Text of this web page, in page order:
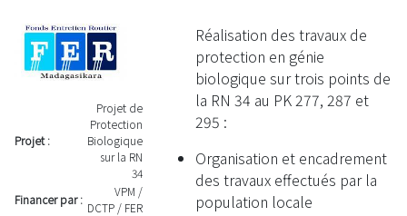
Projet :
Projet de
Protection
Biologique
sur la RN
34
Financer par :
VPM /
DCTP / FER
Réalisation des travaux de
protection en génie
biologique sur trois points de
la RN 34 au PK 277, 287 et
295 :
Organisation et encadrement
des travaux effectués par la
population locale